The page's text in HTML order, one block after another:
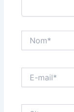
mail*